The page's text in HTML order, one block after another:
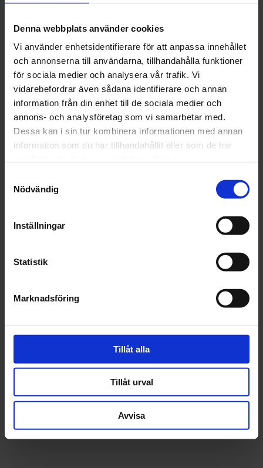
Denna webbplats använder cookies
Vi använder enhetsidentifierare för att anpassa innehållet
och annonserna till användarna, tillhandahålla funktioner
för sociala medier och analysera vår trafik. Vi
vidarebefordrar även sådana identifierare och annan
information från din enhet till de sociala medier och
annons- och analysföretag som vi samarbetar med.
Dessa kan i sin tur kombinera informationen med annan
information som du har tillhandahållit eller som de har
Nödvändig
Inställningar
Statistik
Marknadsföring
Tillåt alla
Tillåt urval
Avvisa
Användningsområde:
Kännetecken:
Vaxartigt korrosionsskydd för hålrum med utomordentlig
fästförmåga på metall. Möjliggör ett tillförlitligt skydd mot
rost. Droppfri med hög smältpunkt upp till 160 grader.
Finns i lager
Inkl. moms: 112 kr
Leverans inom 1-5 dagar
Recensioner